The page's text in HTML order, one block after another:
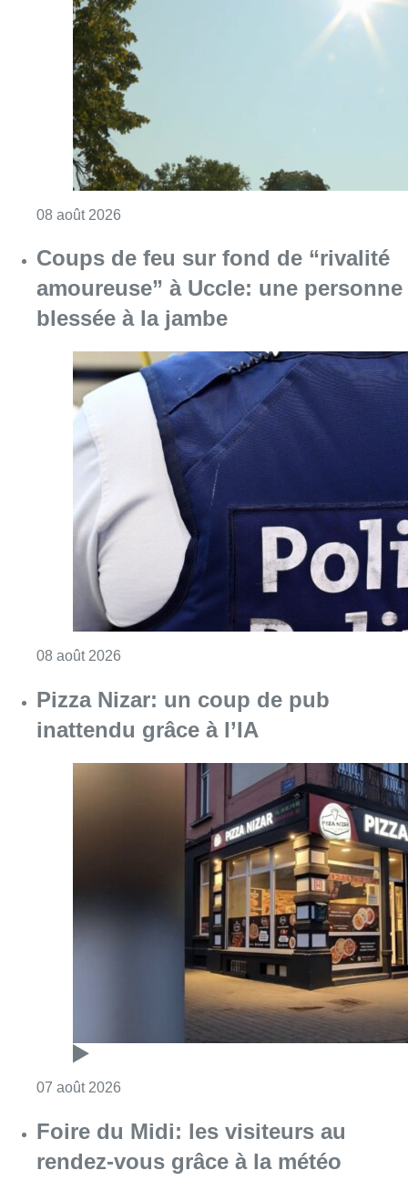
Coups de feu sur fond de “rivalité
amoureuse” à Uccle: une personne
blessée à la jambe
08 août 2026 Consulter l'article "Coups de feu sur fond
Pizza Nizar: un coup de pub
inattendu grâce à l’IA
Consulter l'article "Pizza Nizar: un coup de
Foire du Midi: les visiteurs au
rendez-vous grâce à la météo